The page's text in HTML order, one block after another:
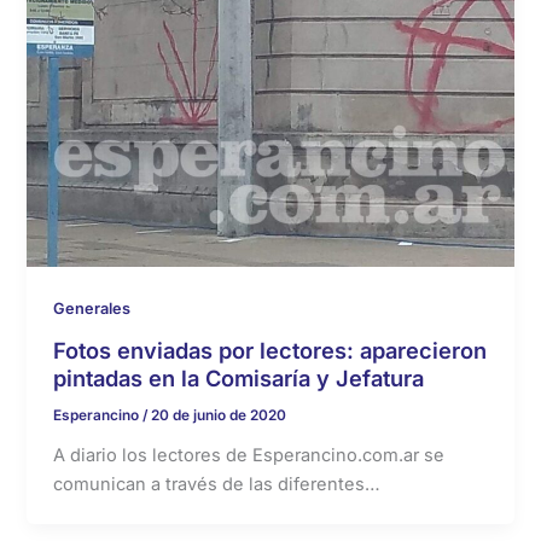
Generales
Fotos enviadas por lectores: aparecieron
pintadas en la Comisaría y Jefatura
Esperancino /20 de junio de 2020
A diario los lectores de Esperancino.com.ar se
comunican a través de las diferentes…